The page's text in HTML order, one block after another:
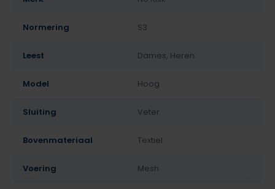
Normering S3
Leest Dames, Heren
Model Hoog
Sluiting Veter
Bovenmateriaal Textiel
Voering Mesh